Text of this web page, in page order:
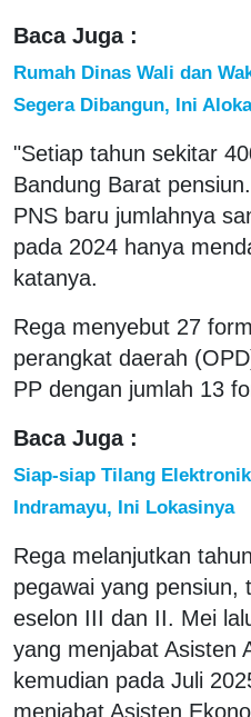
Baca Juga :
Rumah Dinas Wali dan
Segera Dibangun, Ini
"Setiap tahun sekitar
Bandung Barat
PNS baru jumlahnya
pada 2024 hanya
katanya.
Rega menyebut 27
perangkat daerah
PP dengan jumlah 13
Baca Juga :
Siap-siap Tilang
Indramayu, Ini Lokasinya
Rega melanjutkan
pegawai yang pensiun,
eselon III dan II. Mei
yang menjabat Asisten
kemudian pada Juli
menjabat Asisten